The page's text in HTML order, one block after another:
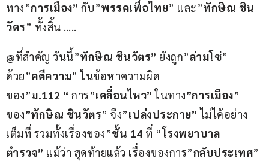
ทาง”การเมือง” กับ”พรรคเพื่อไทย” และ”ทักษิณ ชิน
วัตร” ทั้งสิ้น …..
@ที่สำคัญ วันนี้”ทักษิณ ชินวัตร” ยังถูก”ล่ามโซ่”
ด้วย”คดีความ” ในข้อหาความผิด
ของ”ม.112 “ การ”เคลื่อนไหว” ในทาง”การเมือง”
ของ”ทักษิณ ชินวัตร” จึง”เปล่งประกาย” ไม่ได้อย่าง
เต็มที่ รวมทั้งเรื่องของ”ชั้น 14 ที่ “โรงพยาบาล
ตำรวจ” แม้ว่า สุดท้ายแล้ว เรื่องของการ”กลับประเทศ”